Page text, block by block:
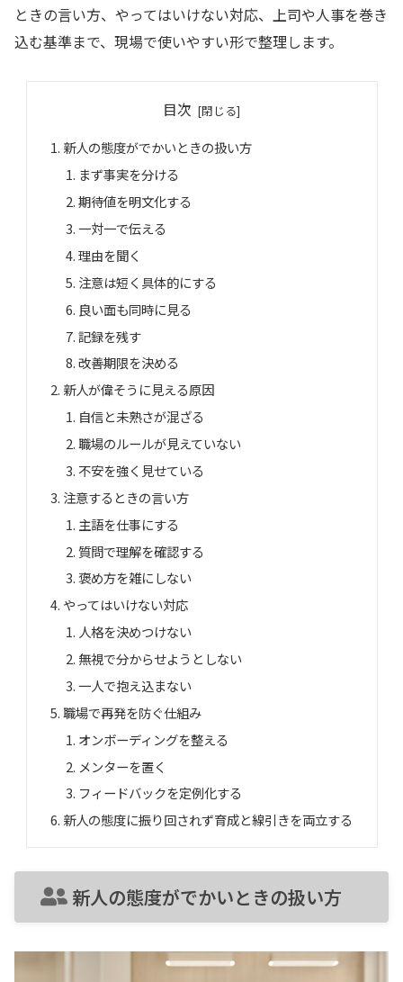
ときの言い方、やってはいけない対応、上司や人事を巻き
込む基準まで、現場で使いやすい形で整理します。
目次
新人の態度がでかいときの扱い方
まず事実を分ける
期待値を明文化する
一対一で伝える
理由を聞く
注意は短く具体的にする
良い面も同時に見る
記録を残す
改善期限を決める
新人が偉そうに見える原因
自信と未熟さが混ざる
職場のルールが見えていない
不安を強く見せている
注意するときの言い方
主語を仕事にする
質問で理解を確認する
褒め方を雑にしない
やってはいけない対応
人格を決めつけない
無視で分からせようとしない
一人で抱え込まない
職場で再発を防ぐ仕組み
オンボーディングを整える
メンターを置く
フィードバックを定例化する
新人の態度に振り回されず育成と線引きを両立する
新人の態度がでかいときの扱い方